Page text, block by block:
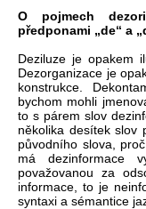
O pojmech
předponami „de“ a
Deziluze je opakem
Dezorganizace je
konstrukce.
bychom mohli
to s párem slov
několika desítek slov
původního slova,
má dezinformace
považovanou za
informace, to je
syntaxi a sémantice